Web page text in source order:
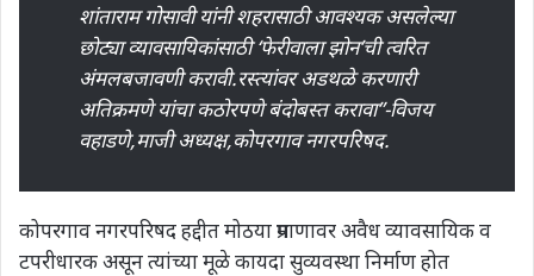
शांताराम गोसावी यांनी शहरासाठी आवश्यक असलेल्या
छोट्या व्यावसायिकांसाठी ‘फेरीवाला झोन’ची त्वरित
अंमलबजावणी करावी.रस्त्यांवर अडथळे करणारी
अतिक्रमणे यांचा कठोरपणे बंदोबस्त करावा”-विजय
वहाडणे,माजी अध्यक्ष,कोपरगाव नगरपरिषद.
कोपरगाव नगरपरिषद हद्दीत मोठया प्रमाणावर अवैध व्यावसायिक व
टपरीधारक असून त्यांच्या मूळे कायदा सुव्यवस्था निर्माण होत